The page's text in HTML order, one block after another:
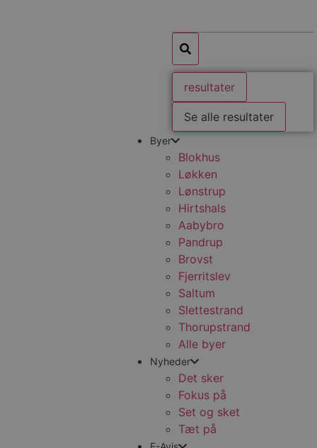
resultater
Se alle resultater
Byer
Blokhus
Løkken
Lønstrup
Hirtshals
Aabybro
Pandrup
Brovst
Fjerritslev
Saltum
Slettestrand
Thorupstrand
Alle byer
Nyheder
Det sker
Fokus på
Set og sket
Tæt på